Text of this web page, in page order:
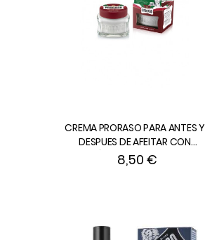
CREMA PRORASO PARA ANTES Y
DESPUES DE AFEITAR CON
SÁNDALO de 100 ml.
8,50 €